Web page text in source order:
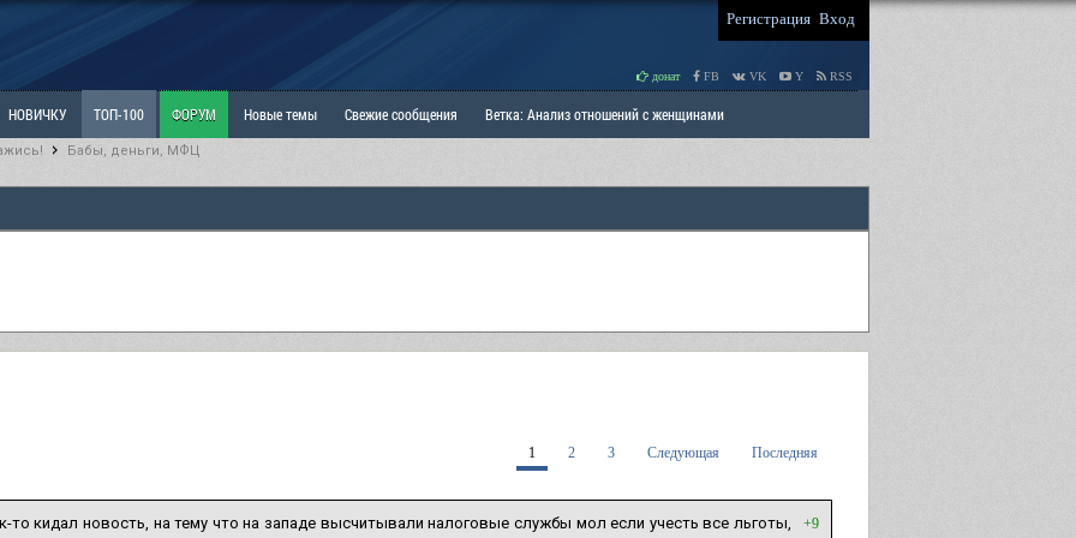
Регистрация Вход
донат FB VK Y RSS
НОВИЧКУ ТОП-100 ФОРУМ Новые темы Свежие сообщения Ветка: Анализ отношений с женщинами
Наболевшее. Выскажись! РАЗДЕЛ: Мы и Женщины
Бабы, деньги, МФЦ
1 2 3 Следующая Последняя
+9
то кидал новость, на тему что на западе высчитывали налоговые службы мол если учесть все льготы,